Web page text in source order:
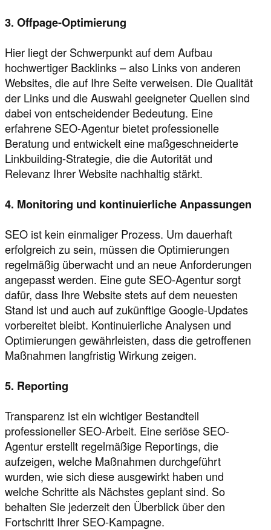
3. Offpage-Optimierung
Hier liegt der Schwerpunkt auf dem Aufbau
hochwertiger Backlinks – also Links von anderen
Websites, die auf Ihre Seite verweisen. Die Qualität
der Links und die Auswahl geeigneter Quellen sind
dabei von entscheidender Bedeutung. Eine
erfahrene SEO-Agentur bietet professionelle
Beratung und entwickelt eine maßgeschneiderte
Linkbuilding-Strategie, die die Autorität und
Relevanz Ihrer Website nachhaltig stärkt.
4. Monitoring und kontinuierliche Anpassungen
SEO ist kein einmaliger Prozess. Um dauerhaft
erfolgreich zu sein, müssen die Optimierungen
regelmäßig überwacht und an neue Anforderungen
angepasst werden. Eine gute SEO-Agentur sorgt
dafür, dass Ihre Website stets auf dem neuesten
Stand ist und auch auf zukünftige Google-Updates
vorbereitet bleibt. Kontinuierliche Analysen und
Optimierungen gewährleisten, dass die getroffenen
Maßnahmen langfristig Wirkung zeigen.
5. Reporting
Transparenz ist ein wichtiger Bestandteil
professioneller SEO-Arbeit. Eine seriöse SEO-
Agentur erstellt regelmäßige Reportings, die
aufzeigen, welche Maßnahmen durchgeführt
wurden, wie sich diese ausgewirkt haben und
welche Schritte als Nächstes geplant sind. So
behalten Sie jederzeit den Überblick über den
Fortschritt Ihrer SEO-Kampagne.